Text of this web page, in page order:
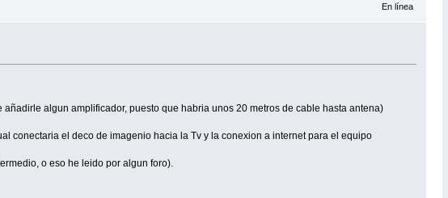
En línea
algun amplificador, puesto que habria unos 20 metros de cable hasta antena)
conectaria el deco de imagenio hacia la Tv y la conexion a internet para el equipo
o eso he leido por algun foro).